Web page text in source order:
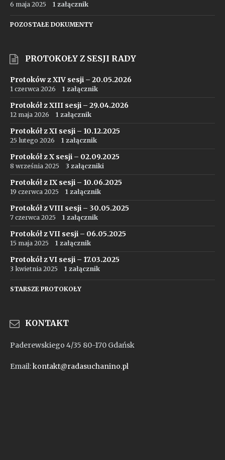
6 maja 2025 1 załącznik
POZOSTAŁE DOKUMENTY
PROTOKOŁY Z SESJI RADY
Protoków z XIV sesji – 20.05.2026
1 czerwca 2026 1 załącznik
Protokół z XIII sesji – 29.04.2026
12 maja 2026 1 załącznik
Protokół z XI sesji – 10.12.2025
25 lutego 2026 1 załącznik
Protokół z X sesji – 02.09.2025
8 września 2025 3 załączniki
Protokół z IX sesji – 10.06.2025
19 czerwca 2025 1 załącznik
Protokół z VIII sesji – 30.05.2025
7 czerwca 2025 1 załącznik
Protokół z VII sesji – 06.05.2025
15 maja 2025 1 załącznik
Protokół z VI sesji – 17.03.2025
3 kwietnia 2025 1 załącznik
STARSZE PROTOKOŁY
KONTAKT
Paderewskiego 4/35 80-170 Gdańsk
Email:kontakt@radasuchanino.pl